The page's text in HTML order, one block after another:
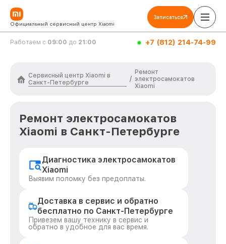
Официальный сервисный центр Xiaomi
Записаться
Работаем с 09:00 до 21:00 +7 (812) 214-74-99
Сервисный центр Xiaomi в
Санкт-Петербурге
/
Ремонт
электросамокатов
Xiaomi
Ремонт электросамокатов
Xiaomi в Санкт-Петербурге
Диагностика электросамокатов
Xiaomi
Выявим поломку без предоплаты.
Доставка в сервис и обратно
бесплатно по Санкт-Петербурге
Привезем вашу технику в сервис и
обратно в удобное для вас время.